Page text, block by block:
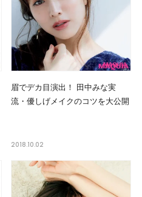
眉でデカ目演出！ 田中みな実
流・優しげメイクのコツを大公開
2018.10.02